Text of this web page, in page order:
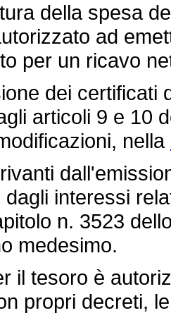
della spesa
ad
per un ricavo
dei certificati
articoli 9 e 10
nella
interessi
n. 3523
medesimo.
tesoro è
propri decreti,